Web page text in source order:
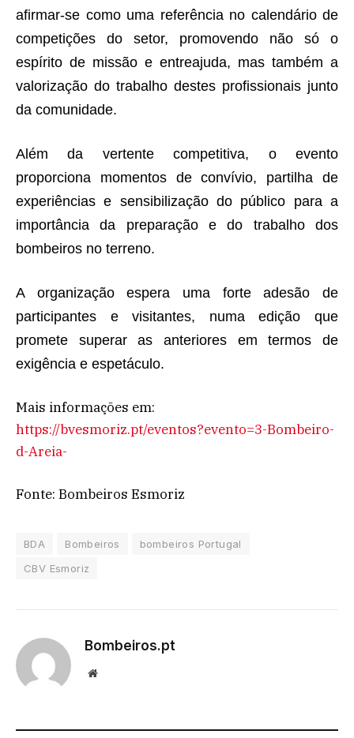
afirmar-se como uma referência no calendário de
competições do setor, promovendo não só o
espírito de missão e entreajuda, mas também a
valorização do trabalho destes profissionais junto
da comunidade.
Além da vertente competitiva, o evento
proporciona momentos de convívio, partilha de
experiências e sensibilização do público para a
importância da preparação e do trabalho dos
bombeiros no terreno.
A organização espera uma forte adesão de
participantes e visitantes, numa edição que
promete superar as anteriores em termos de
exigência e espetáculo.
Mais informações em:
https://bvesmoriz.pt/eventos?evento=3-Bombeiro-
d-Areia-
Fonte: Bombeiros Esmoriz
BDA Bombeiros
bombeiros Portugal
CBV Esmoriz
Bombeiros.pt
Website